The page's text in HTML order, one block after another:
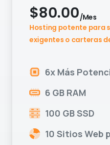
$80.00/Mes
Hosting potente para
exigentes o carteras
6x Más
6 GB RAM
100 GB SSD
10 Sitios Web